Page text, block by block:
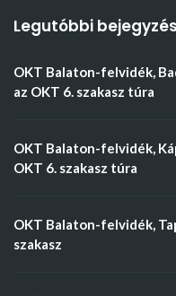
Legutóbbi
OKT Balaton-felvidék,
az OKT 6. szakasz túra
OKT Balaton-felvidék,
OKT 6. szakasz túra
OKT Balaton-felvidék,
szakasz